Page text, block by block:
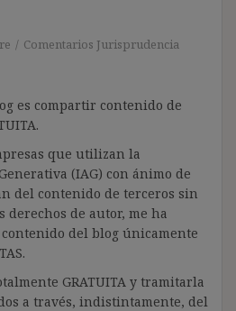
Comentarios Jurisprudencia
es compartir contenido de
que utilizan la
(IAG) con ánimo de
del contenido de terceros sin
de autor, me ha
del blog únicamente
GRATUITA y tramitarla
a través, indistintamente, del